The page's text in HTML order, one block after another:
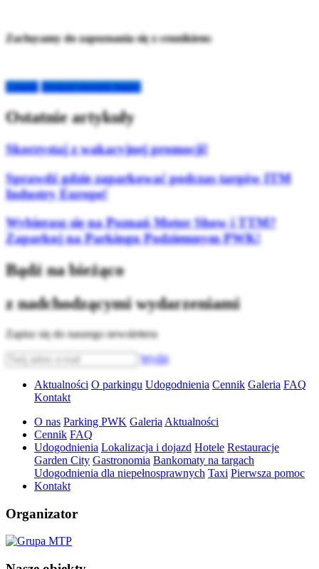
Zachęcamy do zapoznania się z cennikiem:
Cennik Dojazd (google maps)
Ostatnie artykuły
Skorzystaj z wakacyjnej promocji!
Sprawdź gdzie zaparkować podczas targów ITM
Industry Europe!
Wybierasz się na Poznań Motor Show i TTM?
Zaparkuj na Parkingu Podziemnym PWK!
Bądź na bieżąco
z nadchodzącymi wydarzeniami
Zapisz się do naszego newslettera
Wyślij
Aktualności O parkingu Udogodnienia Cennik Galeria FAQ
Kontakt
O nas Parking PWK Galeria Aktualności
Cennik FAQ
Udogodnienia Lokalizacja i dojazd Hotele Restauracje
Garden City Gastronomia Bankomaty na targach
Udogodnienia dla niepełnosprawnych Taxi Pierwsza pomoc
Kontakt
Organizator